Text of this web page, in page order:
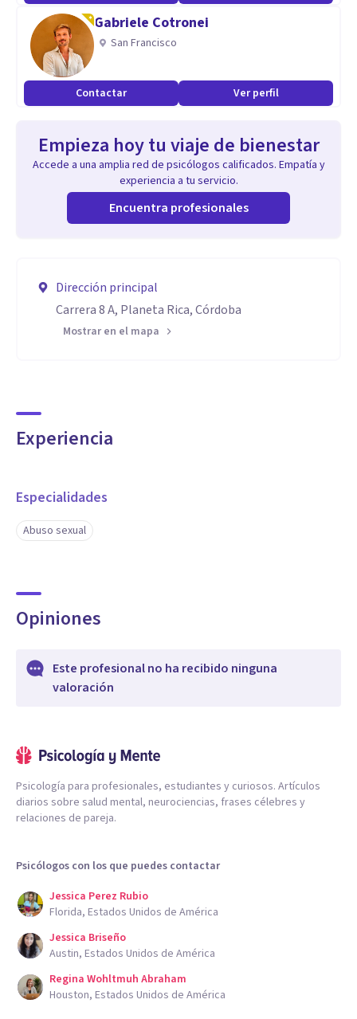
Gabriele Cotronei
San Francisco
Contactar Ver perfil
Empieza hoy tu viaje de bienestar
Accede a una amplia red de psicólogos calificados. Empatía y
experiencia a tu servicio.
Encuentra profesionales
Dirección principal
Carrera 8 A, Planeta Rica, Córdoba
Mostrar en el mapa
Experiencia
Especialidades
Abuso sexual
Opiniones
Este profesional no ha recibido ninguna
valoración
Psicología para profesionales, estudiantes y curiosos. Artículos
diarios sobre salud mental, neurociencias, frases célebres y
relaciones de pareja.
Psicólogos con los que puedes contactar
Jessica Perez Rubio
Florida, Estados Unidos de América
Jessica Briseño
Austin, Estados Unidos de América
Regina Wohltmuh Abraham
Houston, Estados Unidos de América